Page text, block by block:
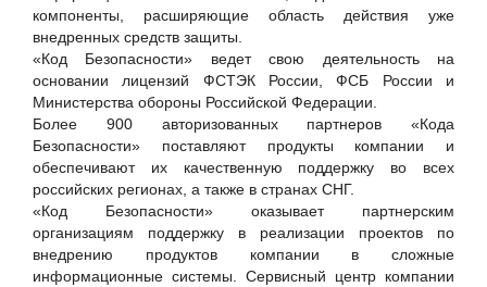
компоненты, расширяющие область действия уже
внедренных средств защиты.
«Код Безопасности» ведет свою деятельность на
основании лицензий ФСТЭК России, ФСБ России и
Министерства обороны Российской Федерации.
Более 900 авторизованных партнеров «Кода
Безопасности» поставляют продукты компании и
обеспечивают их качественную поддержку во всех
российских регионах, а также в странах СНГ.
«Код Безопасности» оказывает партнерским
организациям поддержку в реализации проектов по
внедрению продуктов компании в сложные
информационные системы. Сервисный центр компании